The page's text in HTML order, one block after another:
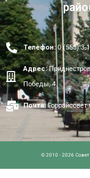
Телефон:0 (555) 3-
Адрес:
Победы, 4.
Почта:Горрайсовет
© 2010 - 2026